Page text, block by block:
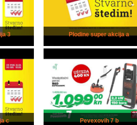
3 Plodine super akcija a
c Pevexovih 7 b